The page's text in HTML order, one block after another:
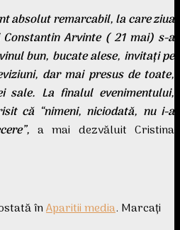
absolut remarcabil, la care ziua
Arvinte ( 21 mai) s-a
bun, bucate alese, invitaţi pe
dar mai presus de toate,
sale. La finalul evenimentului,
că “nimeni, niciodată, nu i-a
a mai dezvăluit Cristina
înAparitii media. Marcați